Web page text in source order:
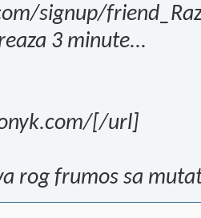
signup/
3 minute...
[/url]
rog frumos sa